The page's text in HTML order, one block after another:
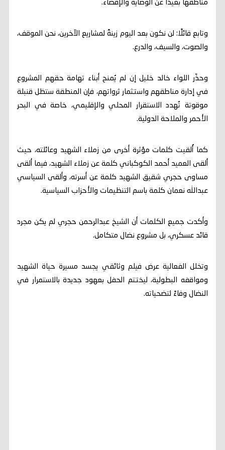
مناطقها بعيدًا عن الوصاية والإقصاء.
وتابع قائلًا: لن نكون بعد اليوم زينةً لمشاريع الآخرين، نحن الموقف،
والصوت، والسيف، والدرع.
وحذّر اللواء خالد خليل إن لم يُمنح أبناء تهامة حقهم المشروع
في إدارة مناطقهم واستثمار ثرواتهم، فإن المنطقة ستظل قنبلة
موقوتة تُهدد الاستقرار المحلي والإقليمي، خاصة في البحر
الأحمر والملاحة الدولية.
كما أُلقيت كلمات مؤثرة أخرى من زملاء الشهيد وعائلته، حيث
ألقى العميد أحمد الكوكباني كلمة عن زملاء الشهيد، فيما ألقى
مساوى حجري شقيق الشهيد كلمة عن أسرته، وألقى السياسي
عبدالله نعمان كلمة باسم التنظيمات والأحزاب السياسية.
وأكدت جميع الكلمات أن الشيخ عبدالرحمن حجري لم يكن مجرد
قائد عسكري، بل مشروع نضال متكامل.
وتخلل الفعالية عرض فيلم وثائقي يجسد مسيرة حياة الشهيد
ومواقفه البطولية، ليختتم الحفل بعهود جديدة بالاستمرار في
النضال وفاءً لتضحياته.